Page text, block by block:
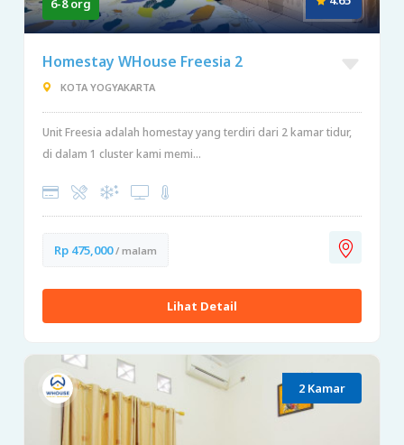
6-8 org
Homestay WHouse Freesia 2
KOTA YOGYAKARTA
Unit Freesia adalah homestay yang terdiri dari 2 kamar tidur,
di dalam 1 cluster kami memi...
Rp 475,000/ malam
Lihat Detail
2 Kamar